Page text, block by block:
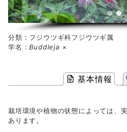
分類：フジウツギ科フジウツギ属
学名：Buddleja ×
基本情報
栽培環境や植物の状態によっては、
あります。